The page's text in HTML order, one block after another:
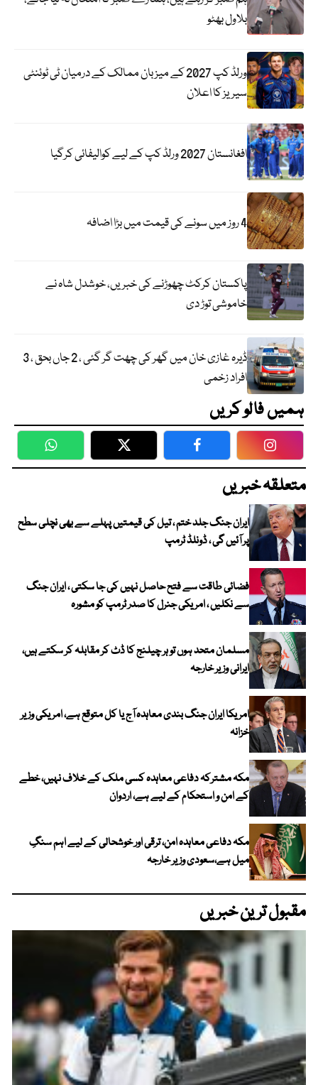
بلاول بھٹو
ورلڈ کپ 2027 کے میزبان ممالک کے درمیان ٹی ٹوئنٹی
سیریز کا اعلان
افغانستان 2027 ورلڈ کپ کے لیے کوالیفائی کرگیا
4 روز میں سونے کی قیمت میں بڑا اضافہ
پاکستان کرکٹ چھوڑنے کی خبریں، خوشدل شاہ نے
خاموشی توڑ دی
ڈیرہ غازی خان میں گھر کی چھت گر گئی ، 2 جاں بحق ، 3
افراد زخمی
ہمیں فالو کریں
WhatsApp Twitter Facebook
متعلقہ خبریں
ایران جنگ جلد ختم ، تیل کی قیمتیں پہلے سے بھی نچلی سطح
پر آئیں گی ، ڈونلڈ ٹرمپ
فضائی طاقت سے فتح حاصل نہیں کی جا سکتی ، ایران جنگ
سے نکلیں ، امریکی جنرل کا صدر ٹرمپ کو مشورہ
مسلمان متحد ہوں تو ہر چیلنج کا ڈٹ کر مقابلہ کر سکتے ہیں،
ایرانی وزیر خارجہ
امریکا ایران جنگ بندی معاہدہ آج یا کل متوقع ہے، امریکی وزیر
خزانہ
مکہ مشترکہ دفاعی معاہدہ کسی ملک کے خلاف نہیں، خطے
کے امن و استحکام کے لیے ہے، اردوان
مکہ دفاعی معاہدہ امن، ترقی اور خوشحالی کے لیے اہم سنگِ
میل ہے،سعودی وزیر خارجہ
مقبول ترین خبریں